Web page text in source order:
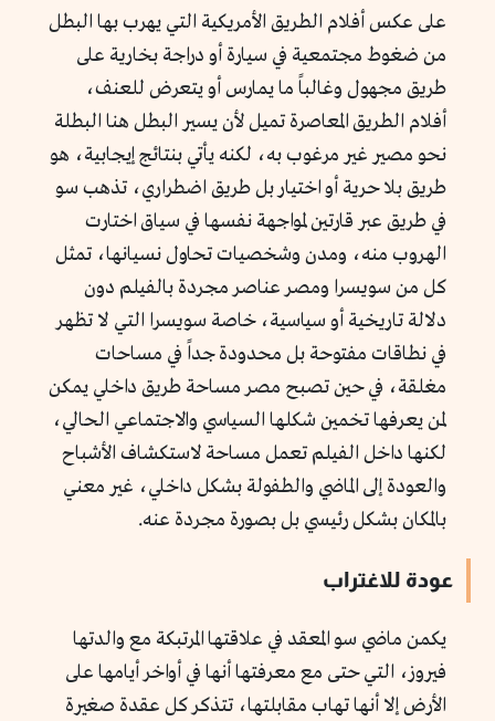
على عكس أفلام الطريق الأمريكية التي يهرب بها البطل
من ضغوط مجتمعية في سيارة أو دراجة بخارية على
طريق مجهول وغالباً ما يمارس أو يتعرض للعنف،
أفلام الطريق المعاصرة تميل لأن يسير البطل هنا البطلة
نحو مصير غير مرغوب به، لكنه يأتي بنتائج إيجابية، هو
طريق بلا حرية أو اختيار بل طريق اضطراري، تذهب سو
في طريق عبر قارتين لمواجهة نفسها في سياق اختارت
الهروب منه، ومدن وشخصيات تحاول نسيانها، تمثل
كل من سويسرا ومصر عناصر مجردة بالفيلم دون
دلالة تاريخية أو سياسية، خاصة سويسرا التي لا تظهر
في نطاقات مفتوحة بل محدودة جداً في مساحات
مغلقة، في حين تصبح مصر مساحة طريق داخلي يمكن
لمن يعرفها تخمين شكلها السياسي والاجتماعي الحالي،
لكنها داخل الفيلم تعمل مساحة لاستكشاف الأشباح
والعودة إلى الماضي والطفولة بشكل داخلي، غير معني
بالمكان بشكل رئيسي بل بصورة مجردة عنه.
عودة للاغتراب
يكمن ماضي سو المعقد في علاقتها المرتبكة مع والدتها
فيروز، التي حتى مع معرفتها أنها في أواخر أيامها على
الأرض إلا أنها تهاب مقابلتها، تتذكر كل عقدة صغيرة